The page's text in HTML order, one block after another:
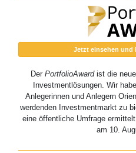
Jetzt einsehen und
Der PortfolioAwardist die
Investmentlösungen. Wir
Anlegerinnen und Anlegern
werdenden Investmentmarkt zu
eine öffentliche Umfrage
am 10.